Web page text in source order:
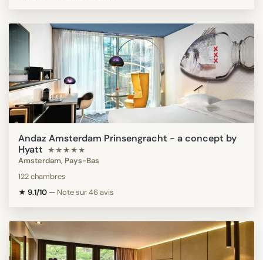
Andaz Amsterdam Prinsengracht - a concept by
Hyatt
★★★★★
Amsterdam, Pays-Bas
122 chambres
★ 9.1/10 — Note sur 46 avis